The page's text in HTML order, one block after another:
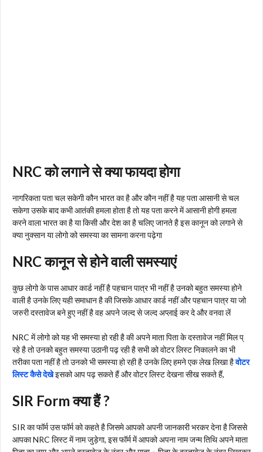
NRC को लगाने से क्या फायदा होगा
नागरिकता पता चल सकेगी कौन भारत का है और कौन नहीं है यह पता आसानी से चल
सकेगा उसके बाद कभी आतंकी हमला होता है तो यह पता करने में आसानी होगी हमला
करने वाला भारत का है या किसी और देश का है चलिए जानते है इस कानून को लगाने से
क्या नुक्सान या लोगो को समस्या का सामना करना पढ़ेगा
NRC कानून से होने वाली समस्याएं
कुछ लोगो के पास आधार कार्ड नहीं है पहचान पात्र भी नहीं है उनको बहुत समस्या होने
वाली है उनके लिए यही समाधान है की जिसके आधार कार्ड नहीं और पहचान पात्र या जो
जरुरी दस्तावेज बने हुए नहीं है वह अपने जल्द से जल्द अप्लाई कर दे और वनवा लें
NRC में लोगो को यह भी समस्या हो रही है की अपने माता पिता के दस्तावेज नहीं मिल प्
रहे है तो उनको बहुत समस्या उठानी पढ़ रही है सभी को वोटर लिस्ट निकालने का भी
तरीका पता नहीं है तो उनको भी समस्या हो रही है उनके लिए हमने एक लेख लिखा हैवोटर
लिस्ट कैसे देखेइसको आप पढ़ सकते हैं और वोटर लिस्ट देखना सीख सकते हैं,
SIR Form क्या हैं ?
SIR का फॉर्म उस फॉर्म को कहते है जिसमे आपको अपनी जानकारी भरकर देना है जिससे
आपका NRC लिस्ट में नाम जुड़ेगा, इस फॉर्म में आपको अपना नाम जन्म तिथि अपने माता